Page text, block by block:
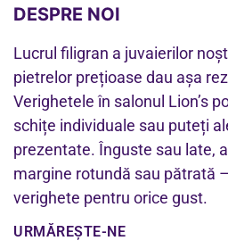
DESPRE NOI
Lucrul filigran a juvaierilor
pietrelor prețioase dau așa
Verighetele în salonul Lion’s
schițe individuale sau puteți
prezentate. Înguste sau late,
margine rotundă sau pătrată
verighete pentru orice gust.
URMĂREȘTE-NE